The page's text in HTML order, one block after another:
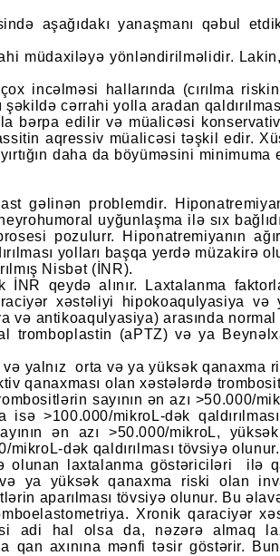
aşağıdakı yanaşmanı qəbul
müdaxiləyə yönləndirilməlidir.
incəlməsi hallarında (cırılma
şəkildə cərrahi yolla aradan
bərpa edilir və müalicəsi
aqressiv müalicəsi təşkil edir.
daha da böyüməsini
gəlinən problemdir.
uyğunlaşma ilə sıx
pozulurr. Hiponatremiyanın
yolları başqa yerdə müzakirə
Nisbət (İNR).
qeydə alınır. Laxtalanma
xəstəliyi hipokoaqulyasiya və
antikoaqulyasiya) arasında normal
(aPTZ) və ya
yalnız orta və ya yüksək qanaxma
qanaxması olan xəstələrdə
sayının ən azı >50.000/
>100.000/mikroL-dək
ən azı >50.000/mikroL,
dək qaldırılması tövsiyə olunur.
olunan laxtalanma göstəriciləri ilə
ya yüksək qanaxma riski olan
aparılması tövsiyə olunur. Bu
Xronik qaraciyər
adi hal olsa da, nəzərə almaq
axınına mənfi təsir göstərir.